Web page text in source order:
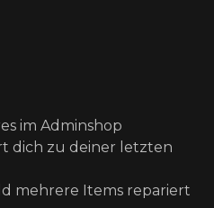
im Adminshop
dich zu deiner letzten
mehrere Items repariert